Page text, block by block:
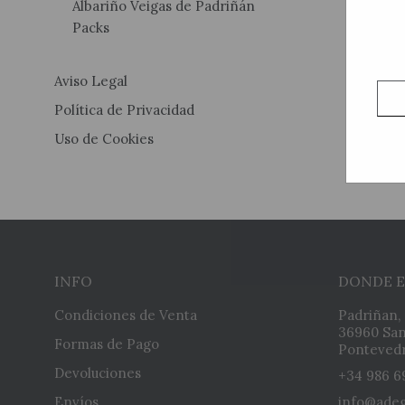
Albariño Veigas de Padriñán
Packs
Aviso Legal
Política de Privacidad
Uso de Cookies
INFO
Condiciones de Venta
Formas de Pago
Devoluciones
DONDE
Padriñan,
36960
+34 986